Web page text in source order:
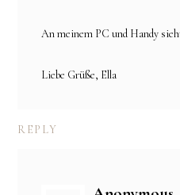
An meinem PC und Handy
Liebe Grüße, Ella
REPLY